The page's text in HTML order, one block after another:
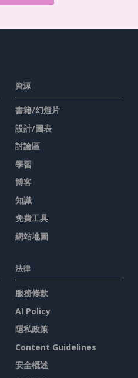
資源
書籍/幻燈片
設計/圖表
討論區
學習
博客
知識
免費工具
網站地圖
法律
服務條款
AI Policy
隱私政策
Content Guidelines
安全概述